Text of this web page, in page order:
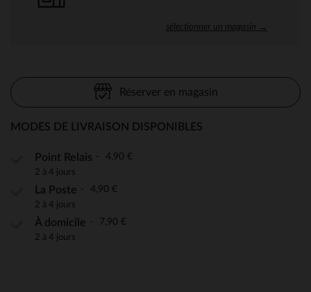
sélectionner un magasin →
Réserver en magasin
MODES DE LIVRAISON DISPONIBLES
Point Relais 4,90 €
2 à 4 jours
La Poste 4,90 €
2 à 4 jours
À domicile 7,90 €
2 à 4 jours